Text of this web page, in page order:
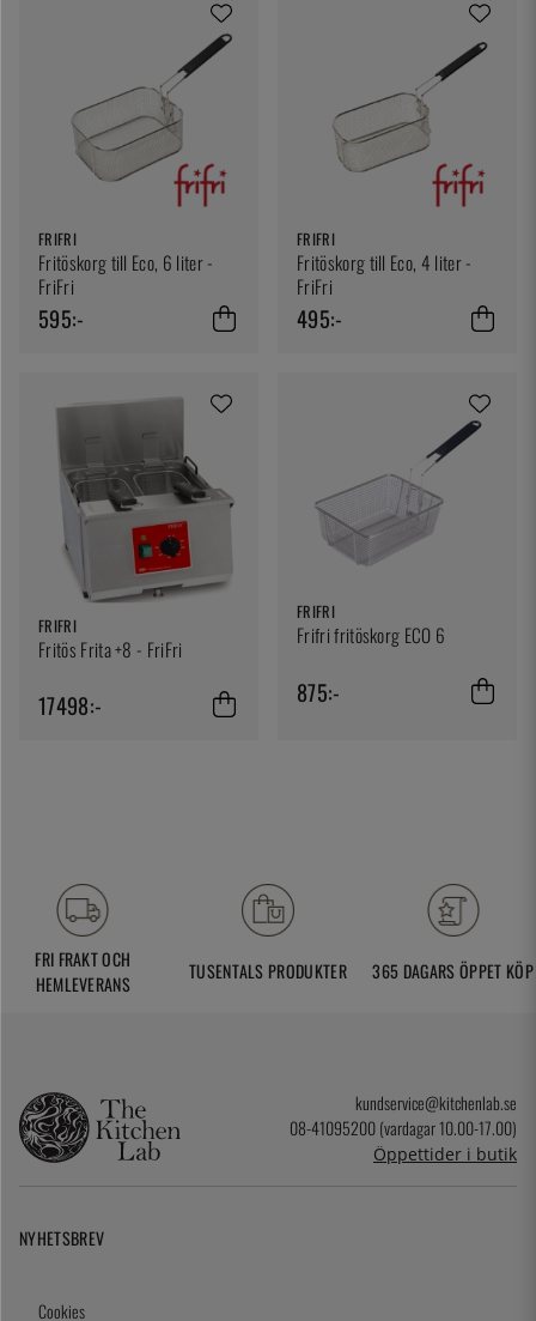
FRIFRI
Fritöskorg till Eco, 6 liter -
FriFri
595:-
FRIFRI
Fritöskorg till Eco, 4 liter -
FriFri
495:-
FRIFRI
Fritös Frita +8 - FriFri
17498:-
FRIFRI
Frifri fritöskorg ECO 6
875:-
FRI FRAKT OCH
HEMLEVERANS
TUSENTALS PRODUKTER 365 DAGARS ÖPPET KÖP
kundservice@kitchenlab.se
08-41095200 (vardagar 10.00-17.00)
Öppettider i butik
NYHETSBREV
Cookies